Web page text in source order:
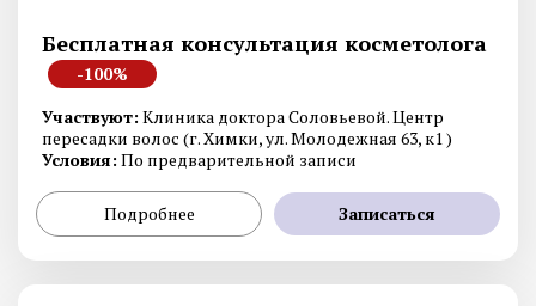
Бесплатная консультация косметолога
-100%
Участвуют: Клиника доктора Соловьевой. Центр
пересадки волос (г. Химки, ул. Молодежная 63, к1 )
Условия: По предварительной записи
Подробнее Записаться